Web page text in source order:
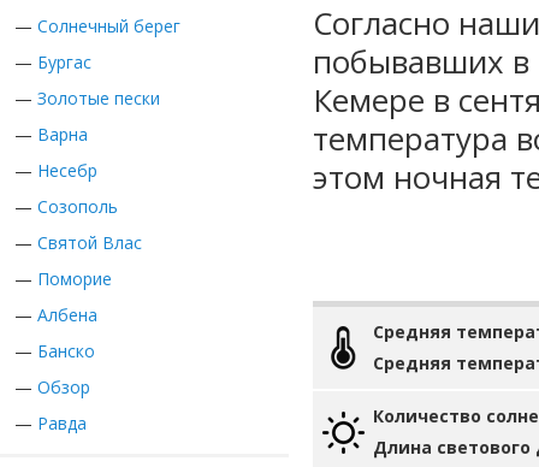
— Солнечный берег
— Бургас
— Золотые пески
— Варна
— Несебр
— Созополь
— Святой Влас
— Поморие
— Албена
— Банско
— Обзор
— Равда
Согласно
побывавших в
Кемере в
температура
этом ночная
Средняя
Средняя
Количество
Длина светового